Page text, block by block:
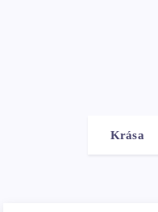
Krása